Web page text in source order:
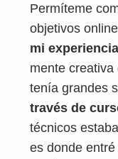
Permíteme
objetivos
mi
mente creativa
tenía grandes
través de
técnicos
es donde